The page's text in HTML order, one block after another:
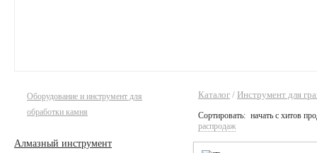
Каталог / Инструмент для
Сортировать: начать с хитов
распродаж
Оборудование и инструмент для
обработки камня
Алмазный инструмент